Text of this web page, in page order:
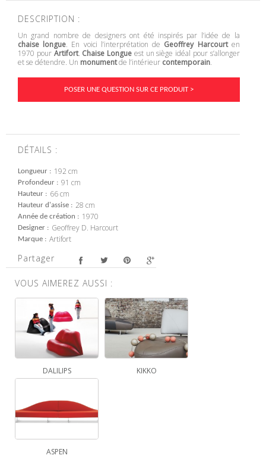
DESCRIPTION :
Un grand nombre de designers ont été inspirés par l’idée de la
chaise longue. En voici l’interprétation de Geoffrey Harcourten
1970 pour Artifort. Chaise Longue est un siège idéal pour s’allonger
et se détendre. Un monumentde l’intérieur contemporain.
POSER UNE QUESTION SUR CE PRODUIT >
DÉTAILS :
Longueur 192 cm
Profondeur 91 cm
Hauteur 66 cm
Hauteur d'assise 28 cm
Année de création 1970
Designer Geoffrey D. Harcourt
Marque Artifort
Partager
VOUS AIMEREZ AUSSI :
DALILIPS KIKKO
ASPEN